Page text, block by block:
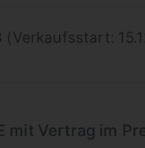
(Verkaufsstart:
mit Vertrag im